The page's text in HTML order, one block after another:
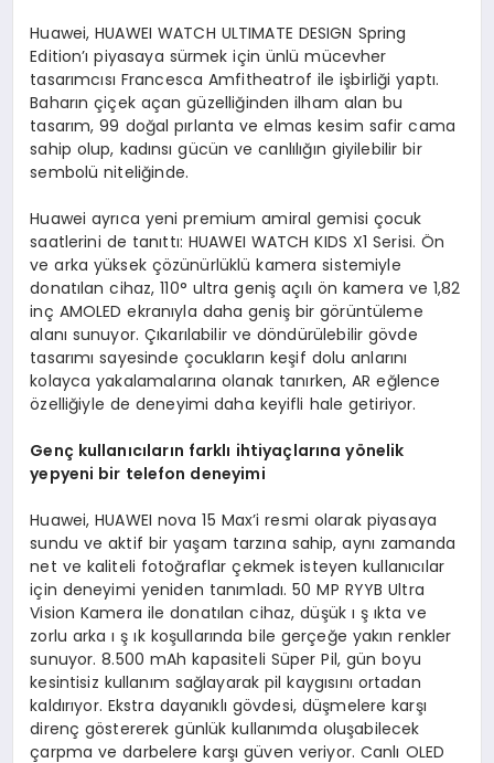
Huawei, HUAWEI WATCH ULTIMATE DESIGN Spring
Edition’ı piyasaya sürmek için ünlü mücevher
tasarımcısı Francesca Amfitheatrof ile işbirliği yaptı.
Baharın çiçek açan güzelliğinden ilham alan bu
tasarım, 99 doğal pırlanta ve elmas kesim safir cama
sahip olup, kadınsı gücün ve canlılığın giyilebilir bir
sembolü niteliğinde.
Huawei ayrıca yeni premium amiral gemisi çocuk
saatlerini de tanıttı: HUAWEI WATCH KIDS X1 Serisi. Ön
ve arka yüksek çözünürlüklü kamera sistemiyle
donatılan cihaz, 110° ultra geniş açılı ön kamera ve 1,82
inç AMOLED ekranıyla daha geniş bir görüntüleme
alanı sunuyor. Çıkarılabilir ve döndürülebilir gövde
tasarımı sayesinde çocukların keşif dolu anlarını
kolayca yakalamalarına olanak tanırken, AR eğlence
özelliğiyle de deneyimi daha keyifli hale getiriyor.
Genç kullanıcıların farklı ihtiyaçlarına yönelik
yepyeni bir telefon deneyimi
Huawei, HUAWEI nova 15 Max’i resmi olarak piyasaya
sundu ve aktif bir yaşam tarzına sahip, aynı zamanda
net ve kaliteli fotoğraflar çekmek isteyen kullanıcılar
için deneyimi yeniden tanımladı. 50 MP RYYB Ultra
Vision Kamera ile donatılan cihaz, düşük ı ş ıkta ve
zorlu arka ı ş ık koşullarında bile gerçeğe yakın renkler
sunuyor. 8.500 mAh kapasiteli Süper Pil, gün boyu
kesintisiz kullanım sağlayarak pil kaygısını ortadan
kaldırıyor. Ekstra dayanıklı gövdesi, düşmelere karşı
direnç göstererek günlük kullanımda oluşabilecek
çarpma ve darbelere karşı güven veriyor. Canlı OLED